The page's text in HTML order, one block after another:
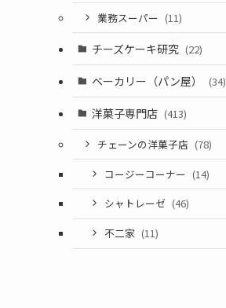
業務スーパー (11)
チーズケーキ研究 (22)
ベーカリー（パン屋） (34)
洋菓子専門店 (413)
チェーンの洋菓子店 (78)
コージーコーナー (14)
シャトレーゼ (46)
不二家 (11)